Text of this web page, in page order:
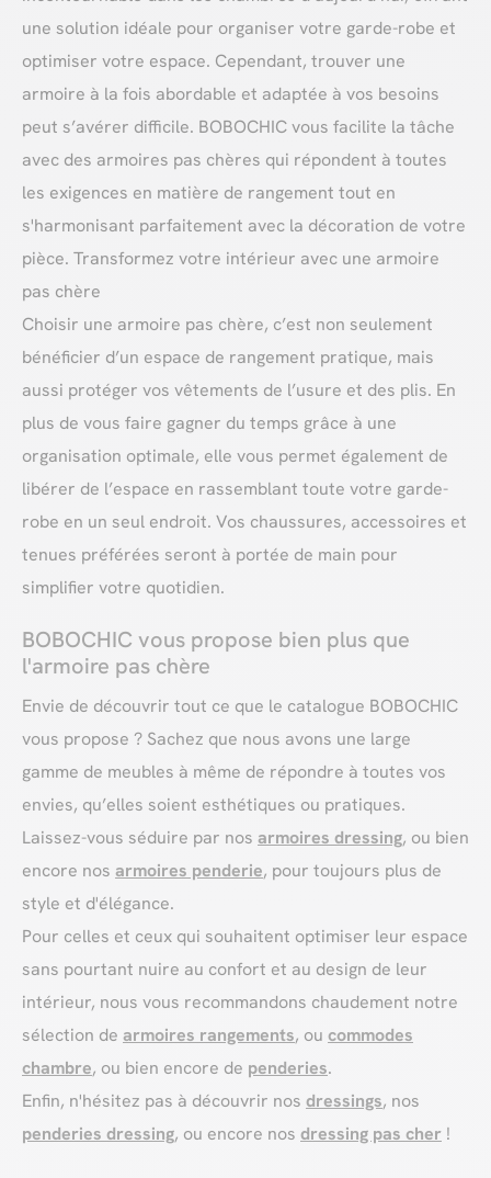
une solution idéale pour organiser votre garde-robe et
optimiser votre espace. Cependant, trouver une
armoire à la fois abordable et adaptée à vos besoins
peut s’avérer difficile. BOBOCHIC vous facilite la tâche
avec des armoires pas chères qui répondent à toutes
les exigences en matière de rangement tout en
s'harmonisant parfaitement avec la décoration de votre
pièce. Transformez votre intérieur avec une armoire
pas chère
Choisir une armoire pas chère, c’est non seulement
bénéficier d’un espace de rangement pratique, mais
aussi protéger vos vêtements de l’usure et des plis. En
plus de vous faire gagner du temps grâce à une
organisation optimale, elle vous permet également de
libérer de l’espace en rassemblant toute votre garde-
robe en un seul endroit. Vos chaussures, accessoires et
tenues préférées seront à portée de main pour
simplifier votre quotidien.
BOBOCHIC vous propose bien plus que
l'armoire pas chère
Envie de découvrir tout ce que le catalogue BOBOCHIC
vous propose ? Sachez que nous avons une large
gamme de meubles à même de répondre à toutes vos
envies, qu’elles soient esthétiques ou pratiques.
Laissez-vous séduire par nos armoires dressing, ou bien
encore nos armoires penderie, pour toujours plus de
style et d'élégance.
Pour celles et ceux qui souhaitent optimiser leur espace
sans pourtant nuire au confort et au design de leur
intérieur, nous vous recommandons chaudement notre
sélection de armoires rangements, ou commodes
chambre, ou bien encore de penderies.
Enfin, n'hésitez pas à découvrir nos dressings, nos
penderies dressing, ou encore nos dressing pas cher !